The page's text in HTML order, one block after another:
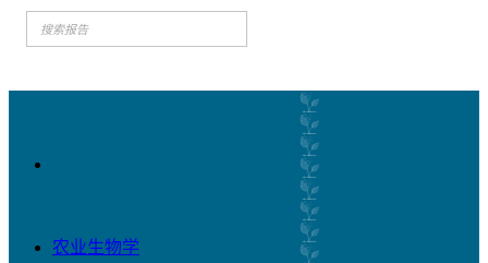
农业生物学